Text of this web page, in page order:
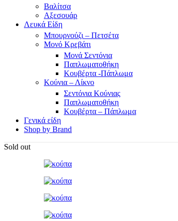
Βαλίτσα
Αξεσουάρ
Λευκά Είδη
Μπουρνούζι – Πετσέτα
Μονό Κρεβάτι
Μονά Σεντόνια
Παπλωματοθήκη
Κουβέρτα -Πάπλωμα
Κούνια – Λίκνο
Σεντόνια Κούνιας
Παπλωματοθήκη
Κουβέρτα – Πάπλωμα
Γενικά είδη
Shop by Brand
Sold out